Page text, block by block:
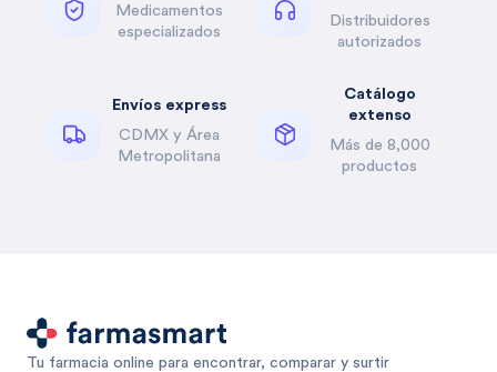
Medicamentos
especializados
Distribuidores
autorizados
Envíos express
CDMX y Área
Metropolitana
Catálogo
extenso
Más de 8,000
productos
Tu farmacia online para encontrar, comparar y surtir